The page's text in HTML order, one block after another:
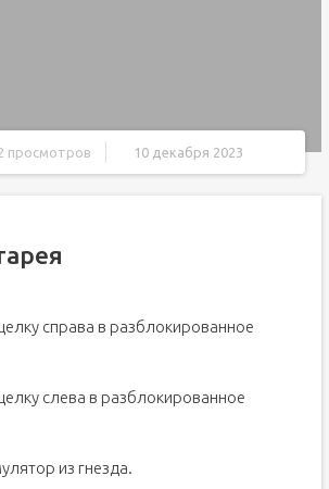
просмотров 10 декабря 2023
справа в разблокированное
слева в разблокированное
из гнезда.